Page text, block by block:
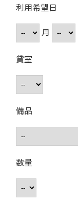
利用希望日
月
貸室
備品
数量